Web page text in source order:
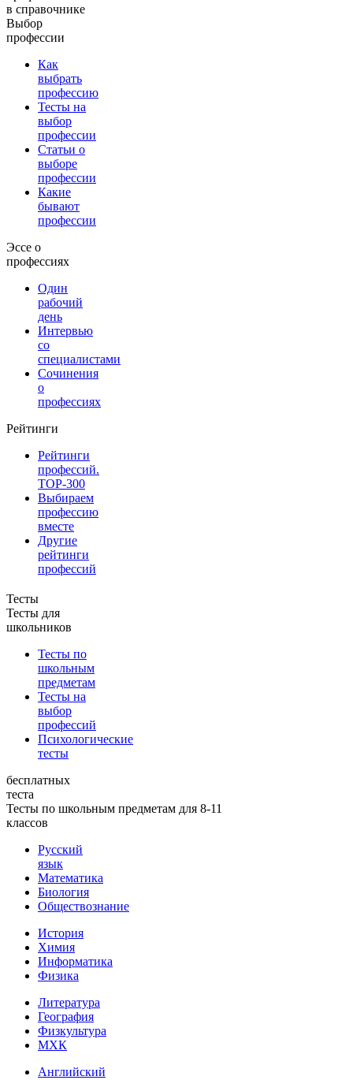
в справочнике
Выбор
профессии
Как
выбрать
профессию
Тесты на
выбор
профессии
Статьи о
выборе
профессии
Какие
бывают
профессии
Эссе о
профессиях
Один
рабочий
день
Интервью
со
специалистами
Сочинения
о
профессиях
Рейтинги
Рейтинги
профессий.
TOP-300
Выбираем
профессию
вместе
Другие
рейтинги
профессий
Тесты
Тесты для
школьников
Тесты по
школьным
предметам
Тесты на
выбор
профессий
Психологические
тесты
бесплатных
теста
Тесты по школьным предметам для 8-11
классов
Русский
язык
Математика
Биология
Обществознание
История
Химия
Информатика
Физика
Литература
География
Физкультура
МХК
Английский